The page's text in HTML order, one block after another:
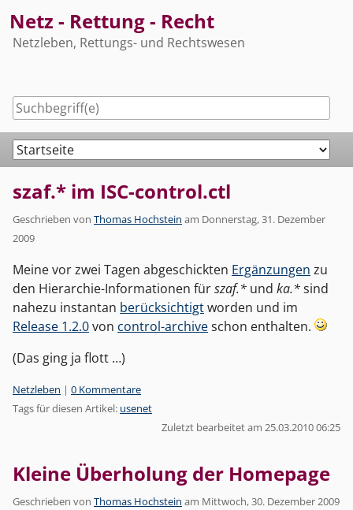
to
content
Netz - Rettung - Recht
Netzleben, Rettungs- und Rechtswesen
Navigation
szaf.* im ISC-control.ctl
Geschrieben von Thomas Hochstein am Donnerstag, 31. Dezember
2009
Meine vor zwei Tagen abgeschickten Ergänzungen zu
den Hierarchie-Informationen fürszaf.* und ka.*sind
nahezu instantan berücksichtigtworden und im
Release 1.2.0von control-archiveschon enthalten.
(Das ging ja flott …)
Kategorien:
Netzleben | 0 Kommentare
Tags für diesen Artikel: usenet
Zuletzt bearbeitet am 25.03.2010 06:25
Kleine Überholung der Homepage
Geschrieben von Thomas Hochstein am Mittwoch, 30. Dezember 2009